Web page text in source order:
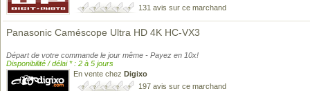
131 avis sur ce marchand
Panasonic Caméscope Ultra HD 4K HC-VX3
Départ de votre commande le jour même - Payez en 10x!
Disponibilité / délai * : 2 à 5 jours
En vente chez Digixo
197 avis sur ce marchand